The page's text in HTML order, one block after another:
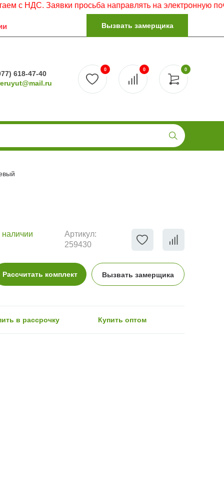
Заявки просьба направлять на электронную почту.
Вызвать замерщика
618-47-40
0
0 0
наличии
Артикул:
259430
Рассчитать комплект Вызвать замерщика
в рассрочку Купить оптом